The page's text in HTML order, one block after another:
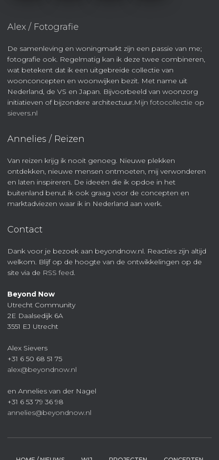
Alex / Fotografie
De samenleving en woningmarkt zijn een passie van me;
fotografie ook. Regelmatig kan ik deze twee combineren,
wat betekent dat ik een uitgebreide collectie van
woonconcepten en woonwijken bezit. Met name uit
Nederland, de VS en Japan. Bijvoorbeeld van woonzorg
initiatieven of bijzondere architectuur.Mijn fotocollectie op
sievers.nl
Annelies / Reizen
Van reizen krijg ik nooit genoeg. Nieuwe plekken
ontdekken, nieuwe mensen ontmoeten, mij verwonderen
en laten inspireren. De ideeën die ik opdoe in het
buitenland benut ik ook graag voor de concepten en
marktadviezen waar ik in Nederland aan werk.
Contact
Dank voor je bezoek aan beyondnow.nl. Reacties zijn altijd
welkom. Blijf op de hoogte van de ontwikkelingen op de
site via de RSS feed.
Beyond Now
Utrecht Community
2E Daalsedijk 6A
3551 EJ Utrecht
Alex Sievers
+31 6 50 68 51 75
alex@beyondnow.nl
en Annelies van der Nagel
+31 6 53 79 36 98
annelies@beyondnow.nl